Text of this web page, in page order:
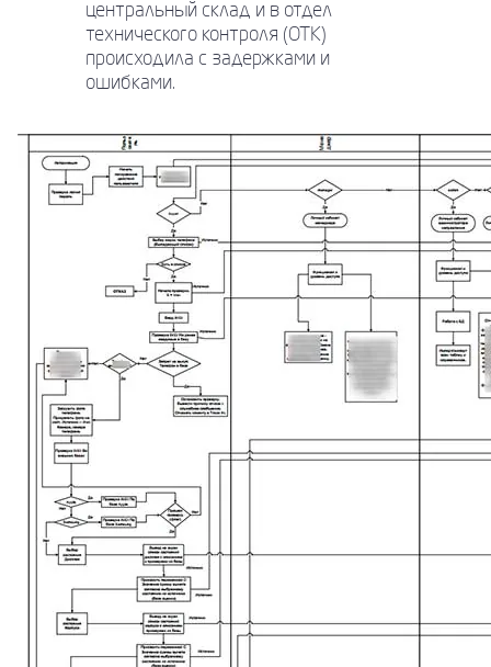
центральный склад и в отдел
технического контроля (ОТК)
происходила с задержками и
ошибками.